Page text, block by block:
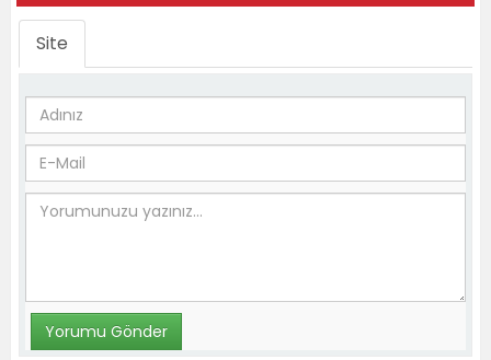
Site